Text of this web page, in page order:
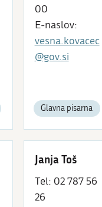
00
E-naslov:
vesna.kovacec
@gov.si
Glavna pisarna
Janja Toš
Tel: 02 787 56
26